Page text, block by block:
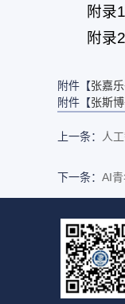
附录
附录
附件【张嘉
附件【张斯
上一条： 人
下一条： AI